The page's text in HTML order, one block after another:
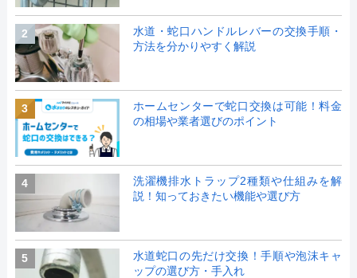
2
水道・蛇口ハンドルレバーの交換手順・
方法を分かりやすく解説
3
ホームセンターで蛇口交換は可能！料金
の相場や業者選びのポイント
4
洗濯機排水トラップ2種類や仕組みを解
説！知っておきたい機能や選び方
5
水道蛇口の先だけ交換！手順や泡沫キャ
ップの選び方・手入れ